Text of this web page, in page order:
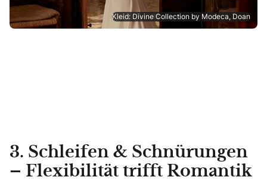
Kleid: Divine Collection by Modeca, Doan
3. Schleifen & Schnürungen
– Flexibilität trifft Romantik